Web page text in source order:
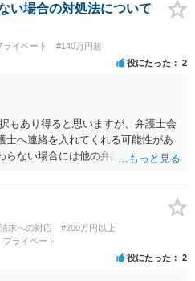
い場合の対処法について
ライベート #140万円超
役にたった 2
もあり得ると思いますが、弁護士会
士へ連絡を入れてくれる可能性があ
らない場合には他の弁護士を探すと
求への対応
#200万円以上
プライベート
役にたった 2